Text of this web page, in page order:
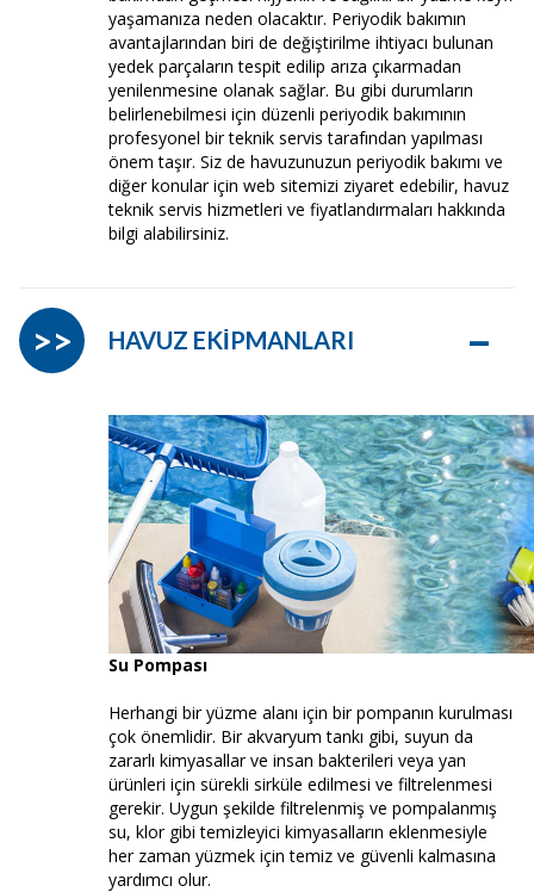
yaşamanıza neden olacaktır. Periyodik bakımın
avantajlarından biri de değiştirilme ihtiyacı bulunan
yedek parçaların tespit edilip arıza çıkarmadan
yenilenmesine olanak sağlar. Bu gibi durumların
belirlenebilmesi için düzenli periyodik bakımının
profesyonel bir teknik servis tarafından yapılması
önem taşır. Siz de havuzunuzun periyodik bakımı ve
diğer konular için web sitemizi ziyaret edebilir, havuz
teknik servis hizmetleri ve fiyatlandırmaları hakkında
bilgi alabilirsiniz.
HAVUZ EKİPMANLARI –
>>
Su Pompası
Herhangi bir yüzme alanı için bir pompanın kurulması
çok önemlidir. Bir akvaryum tankı gibi, suyun da
zararlı kimyasallar ve insan bakterileri veya yan
ürünleri için sürekli sirküle edilmesi ve filtrelenmesi
gerekir. Uygun şekilde filtrelenmiş ve pompalanmış
su, klor gibi temizleyici kimyasalların eklenmesiyle
her zaman yüzmek için temiz ve güvenli kalmasına
yardımcı olur.